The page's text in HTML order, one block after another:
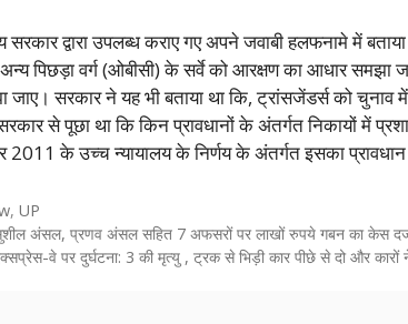
सरकार द्वारा उपलब्ध कराए गए अपने जवाबी हलफनामे में
पिछड़ा वर्ग (ओबीसी) के सर्वे को आरक्षण का आधार समझा
जाए। सरकार ने यह भी बताया था कि, ट्रांसजेंडर्स को
से पूछा था कि किन प्रावधानों के अंतर्गत निकायों में
2011 के उच्च न्यायालय के निर्णय के अंतर्गत इसका
,UP
अंसल, प्रणव अंसल सहित 7 अफसरों पर लाखों रुपये गबन का केस
वे पर दुर्घटना: 3 की मृत्यु , ट्रक से भिड़ी कार पीछे से दो और कारों ने